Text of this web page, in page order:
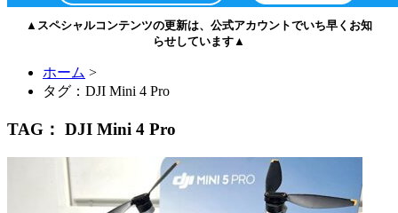
▲スペシャルコンテンツの更新は、公式アカウントでいち早くお知
らせしています▲
ホーム >
タグ：DJI Mini 4 Pro
TAG： DJI Mini 4 Pro